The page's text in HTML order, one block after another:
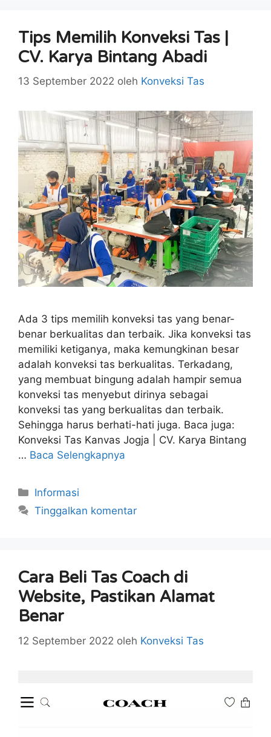
Tips Memilih Konveksi Tas |
CV. Karya Bintang Abadi
13 September 2022 oleh Konveksi Tas
Ada 3 tips memilih konveksi tas yang benar-
benar berkualitas dan terbaik. Jika konveksi tas
memiliki ketiganya, maka kemungkinan besar
adalah konveksi tas berkualitas. Terkadang,
yang membuat bingung adalah hampir semua
konveksi tas menyebut dirinya sebagai
konveksi tas yang berkualitas dan terbaik.
Sehingga harus berhati-hati juga. Baca juga:
Konveksi Tas Kanvas Jogja | CV. Karya Bintang
… Baca Selengkapnya
Kategori
Informasi
Tinggalkan komentar
Cara Beli Tas Coach di
Website, Pastikan Alamat
Benar
12 September 2022 oleh Konveksi Tas